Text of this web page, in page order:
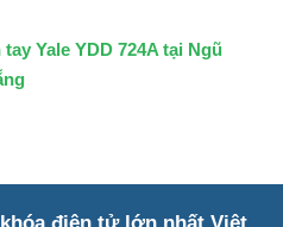
Yale YDD 724A tại Ngũ
điện tử lớn nhất Việt